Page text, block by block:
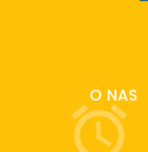
O NAS